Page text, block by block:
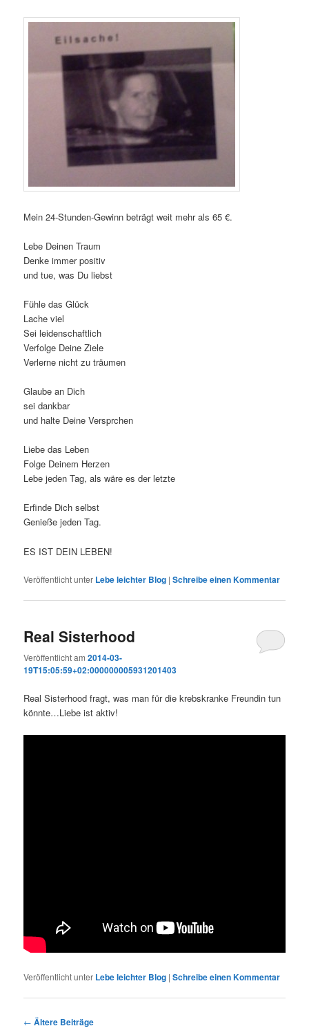
Mein 24-Stunden-Gewinn beträgt weit mehr als 65 €.
Lebe Deinen Traum
Denke immer positiv
und tue, was Du liebst
Fühle das Glück
Lache viel
Sei leidenschaftlich
Verfolge Deine Ziele
Verlerne nicht zu träumen
Glaube an Dich
sei dankbar
und halte Deine Versprchen
Liebe das Leben
Folge Deinem Herzen
Lebe jeden Tag, als wäre es der letzte
Erfinde Dich selbst
Genieße jeden Tag.
ES IST DEIN LEBEN!
Veröffentlicht unter Lebe leichter Blog |Schreibe einen Kommentar
Real Sisterhood
Veröffentlicht am2014-03-
19T15:05:59+02:000000005931201403
Real Sisterhood fragt, was man für die krebskranke Freundin tun
könnte…Liebe ist aktiv!
Veröffentlicht unter Lebe leichter Blog |Schreibe einen Kommentar
Beitragsnavigation
← Ältere Beiträge